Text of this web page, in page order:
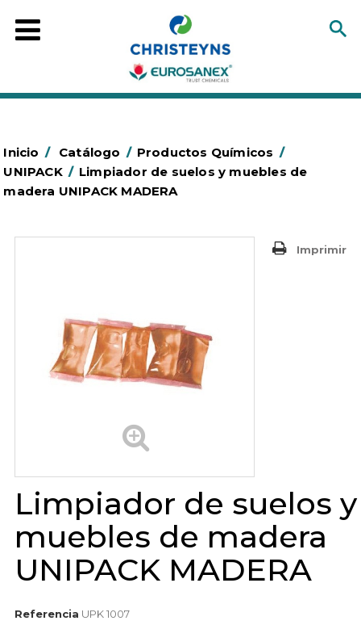
Inicio / Catálogo / Productos Químicos /
UNIPACK / Limpiador de suelos y muebles de
madera UNIPACK MADERA
Imprimir
Limpiador de suelos y
muebles de madera
UNIPACK MADERA
Referencia UPK 1007